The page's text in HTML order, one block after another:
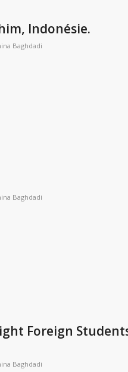
Indonésie.
Baghdadi
Baghdadi
Foreign
Baghdadi